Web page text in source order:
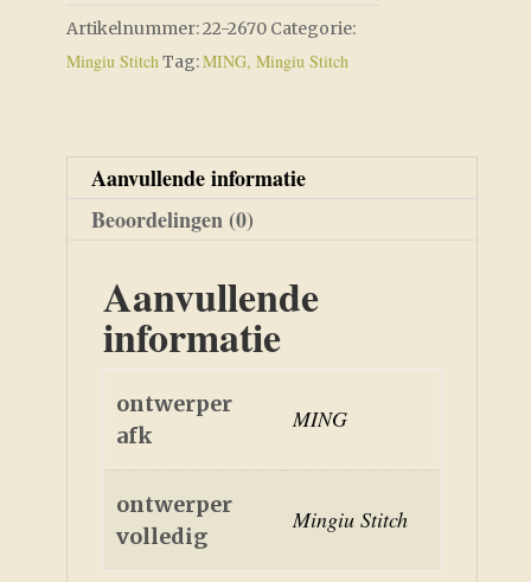
Artikelnummer:22-2670 Categorie:
Mingiu StitchTag:MING, Mingiu Stitch
Aanvullende informatie
Beoordelingen (0)
Aanvullende
informatie
ontwerper
afk
MING
ontwerper
volledig
Mingiu Stitch